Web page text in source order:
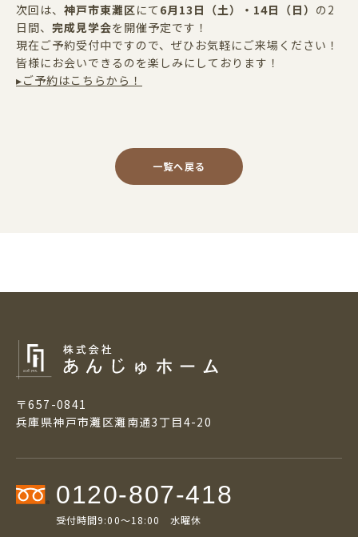
次回は、 神戸市東灘区にて 6月 13 日（土）・ 14日（日） の 2
日間、 完成見学会を開催予定です！
現在ご予約受付中ですので、ぜひお気軽にご来場ください！
皆様にお会いできるのを楽しみにしております！
▸ご予約はこちらから！
一覧へ戻る
〒657-0841
兵庫県神戸市灘区灘南通3丁目4-20
0120-807-418
受付時間9:00～18:00 水曜休